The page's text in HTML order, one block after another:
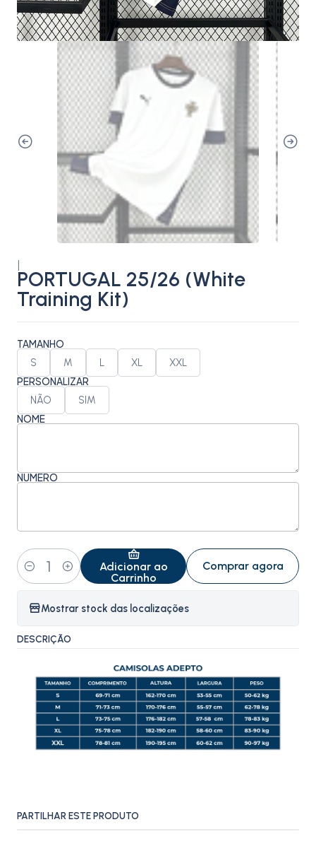
PORTUGAL 25/26 (White
Training Kit)
TAMANHO
S M L XL XXL
PERSONALIZAR
NÃO SIM
NOME
NÚMERO
Quantidade
Adicionar ao
Carrinho
Comprar agora
Mostrar stock das localizações
DESCRIÇÃO
PARTILHAR ESTE PRODUTO